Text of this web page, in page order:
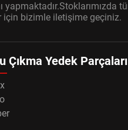
için bizimle iletişime geçiniz.
Çıkma Yedek Parçaları